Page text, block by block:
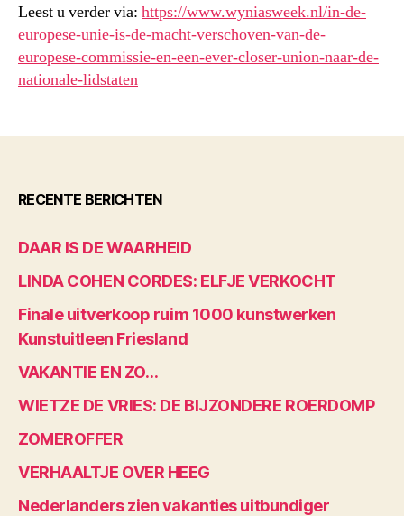
Leest u verder via: https://www.wyniasweek.nl/in-de-
europese-unie-is-de-macht-verschoven-van-de-
europese-commissie-en-een-ever-closer-union-naar-de-
nationale-lidstaten
RECENTE BERICHTEN
DAAR IS DE WAARHEID
LINDA COHEN CORDES: ELFJE VERKOCHT
Finale uitverkoop ruim 1000 kunstwerken
Kunstuitleen Friesland
VAKANTIE EN ZO…
WIETZE DE VRIES: DE BIJZONDERE ROERDOMP
ZOMEROFFER
VERHAALTJE OVER HEEG
Nederlanders zien vakanties uitbundiger